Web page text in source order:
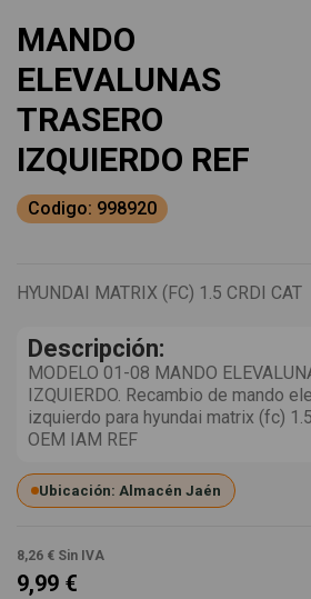
MANDO
ELEVALUNAS
TRASERO
IZQUIERDO REF
Codigo: 998920
HYUNDAI MATRIX (FC) 1.5 CRDI CAT
Descripción:
MODELO 01-08 MANDO
IZQUIERDO. Recambio de mando
izquierdo para hyundai matrix (fc)
OEM IAM REF
Ubicación: Almacén Jaén
8,26 € Sin IVA
9,99 €